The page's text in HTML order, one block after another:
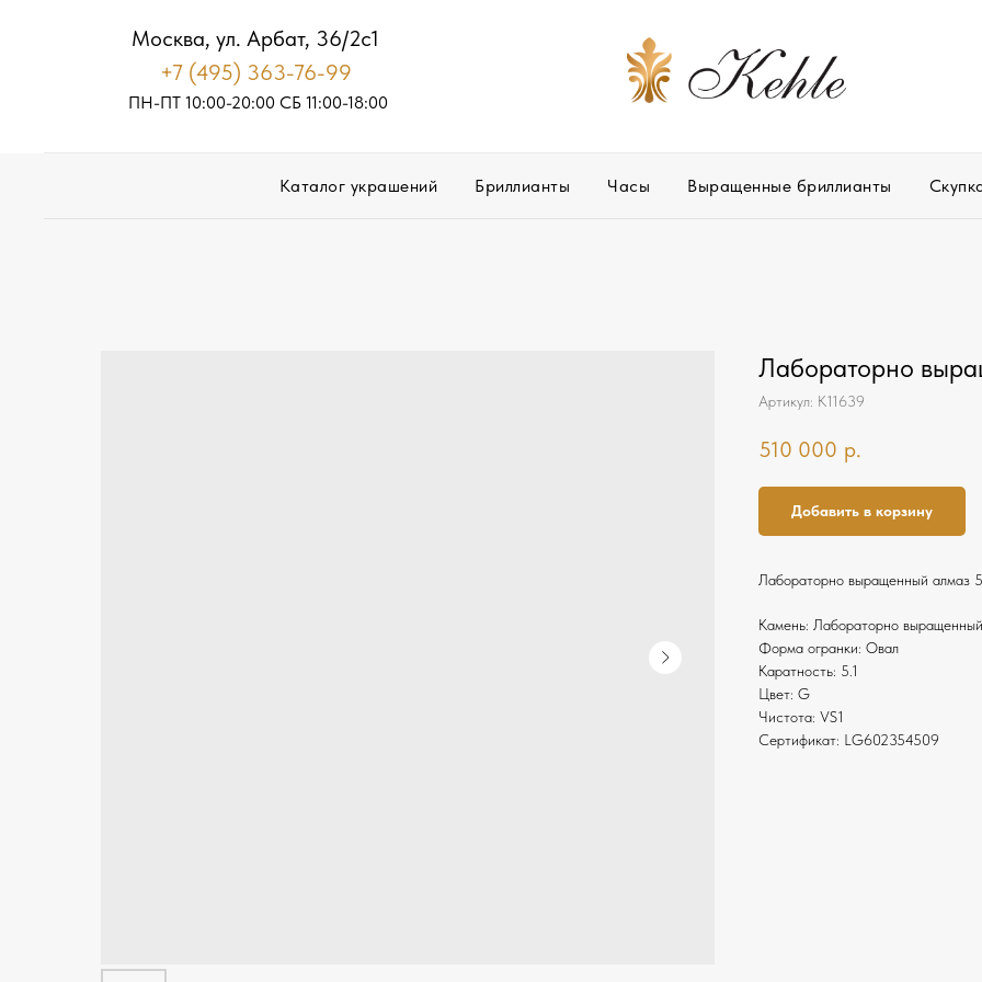
Москва, ул. Арбат, 36/2с1
+7 (495) 363-76-99
ПН-ПТ 10:00-20:00 СБ 11:00-18:00
Каталог украшений Бриллианты Часы Выращенные бриллианты
Лабораторно
Артикул: К11639
510 000 р.
Добавить в корзину
Лабораторно выращенный алмаз
Камень: Лабораторно
Форма огранки: Овал
Каратность: 5.1
Цвет: G
Чистота: VS1
Сертификат: LG602354509